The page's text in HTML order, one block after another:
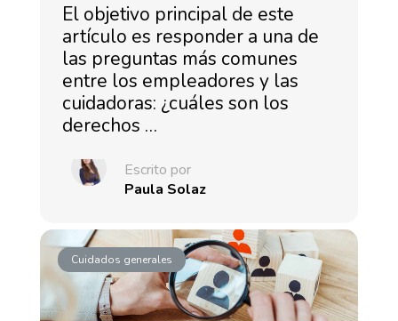
El objetivo principal de este
artículo es responder a una de
las preguntas más comunes
entre los empleadores y las
cuidadoras: ¿cuáles son los
derechos …
Escrito por
Paula Solaz
Cuidados generales